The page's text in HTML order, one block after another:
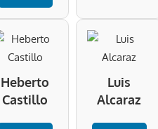
Heberto
Castillo
Luis
Alcaraz